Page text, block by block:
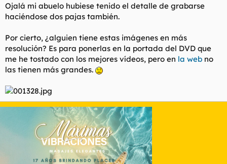
Ojalá mi abuelo hubiese tenido el detalle de grabarse
haciéndose dos pajas también.
Por cierto, ¿alguien tiene estas imágenes en más
resolución? Es para ponerlas en la portada del DVD que
me he tostado con los mejores vídeos, pero en la web no
las tienen más grandes.